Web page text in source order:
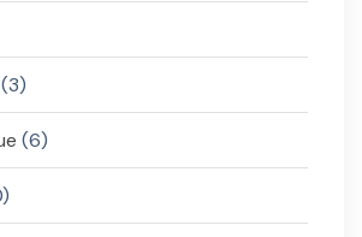
(3)
(6)